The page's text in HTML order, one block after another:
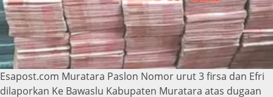
Esapost.com Muratara Paslon Nomor urut 3 firsa dan Efri
dilaporkan Ke Bawaslu Kabupaten Muratara atas dugaan